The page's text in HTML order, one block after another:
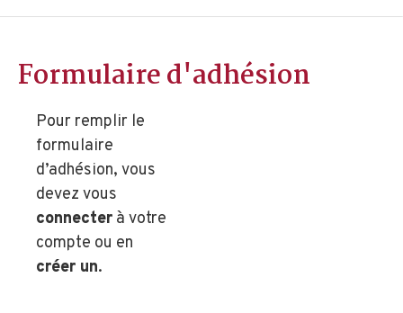
Formulaire d'adhésion
Pour remplir le
formulaire
d’adhésion, vous
devez vous
connecter à votre
compte ou en
créer un.